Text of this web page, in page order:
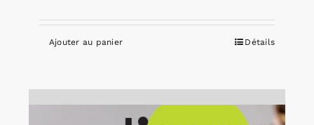
Ajouter au panier Détails